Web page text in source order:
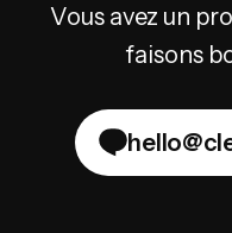
Vous avez un
faisons